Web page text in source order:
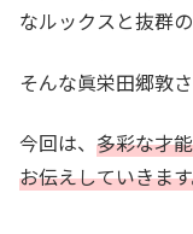
なルックスと抜群
そんな眞栄田郷敦
今回は、 多彩な才
お伝えしていきま